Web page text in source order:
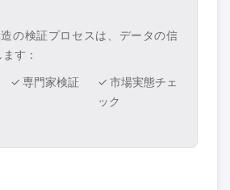
の検証プロセスは、データの信
す：
✓ 専門家検証
✓ 市場実態チェ
ック